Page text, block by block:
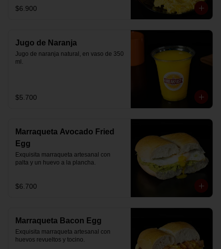
$6.900
Jugo de Naranja
Jugo de naranja natural, en vaso de 350
ml.
$5.700
Marraqueta Avocado Fried
Egg
Exquisita marraqueta artesanal con
palta y un huevo a la plancha.
$6.700
Marraqueta Bacon Egg
Exquisita marraqueta artesanal con
huevos revueltos y tocino.